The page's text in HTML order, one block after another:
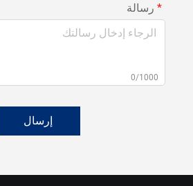
رسالة
0/1000
إرسال